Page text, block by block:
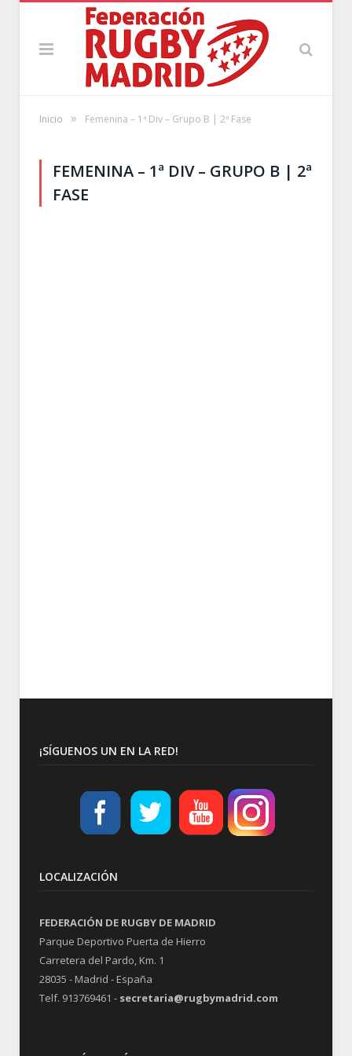
Inicio » Femenina – 1ª Div – Grupo B | 2ª Fase
FEMENINA – 1ª DIV – GRUPO B | 2ª
FASE
¡SÍGUENOS UN EN LA RED!
LOCALIZACIÓN
FEDERACIÓN DE RUGBY DE MADRID
Parque Deportivo Puerta de Hierro
Carretera del Pardo, Km. 1
28035 - Madrid - España
Telf. 913769461 - secretaria@rugbymadrid.com